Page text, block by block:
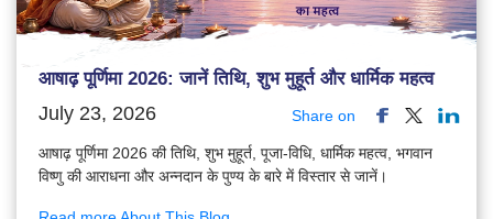
आषाढ़ पूर्णिमा 2026: जानें तिथि, शुभ मुहूर्त और धार्मिक महत्व
July 23, 2026 Share on
आषाढ़ पूर्णिमा 2026 की तिथि, शुभ मुहूर्त, पूजा-विधि, धार्मिक महत्व, भगवान
विष्णु की आराधना और अन्नदान के पुण्य के बारे में विस्तार से जानें।